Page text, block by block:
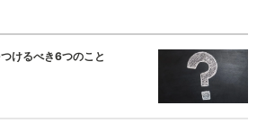
けるべき6つのこと